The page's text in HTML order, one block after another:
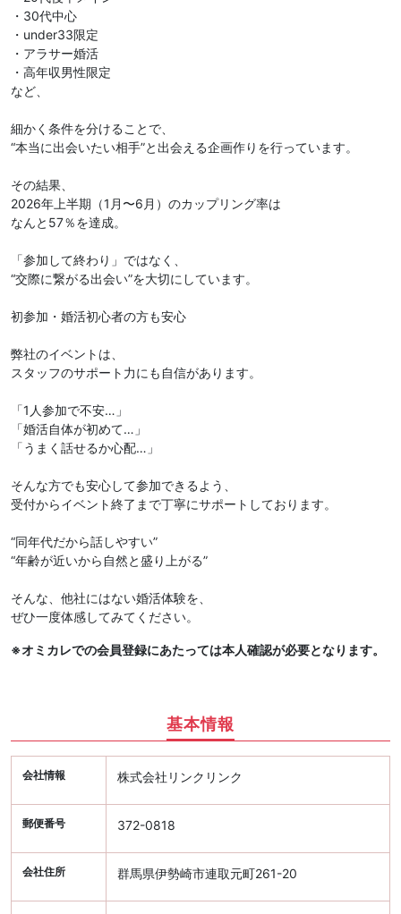
・30代中心
・under33限定
・アラサー婚活
・高年収男性限定
など、
細かく条件を分けることで、
“本当に出会いたい相手”と出会える企画作りを行っています。
その結果、
2026年上半期（1月〜6月）のカップリング率は
なんと57％を達成。
「参加して終わり」ではなく、
“交際に繋がる出会い”を大切にしています。
初参加・婚活初心者の方も安心
弊社のイベントは、
スタッフのサポート力にも自信があります。
「1人参加で不安…」
「婚活自体が初めて…」
「うまく話せるか心配…」
そんな方でも安心して参加できるよう、
受付からイベント終了まで丁寧にサポートしております。
“同年代だから話しやすい”
“年齢が近いから自然と盛り上がる”
そんな、他社にはない婚活体験を、
ぜひ一度体感してみてください。
※オミカレでの会員登録にあたっては本人確認が必要となります。
基本情報
会社情報 株式会社リンクリンク
郵便番号 372-0818
会社住所 群馬県伊勢崎市連取元町261-20